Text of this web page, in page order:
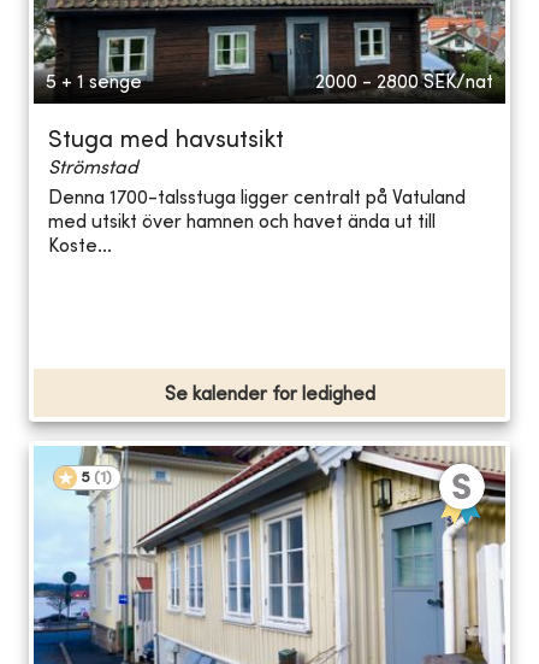
5 + 1 senge 2000 - 2800 SEK/nat
Stuga med havsutsikt
Strömstad
Denna 1700-talsstuga ligger centralt på Vatuland
med utsikt över hamnen och havet ända ut till
Koste...
Se kalender for ledighed
5 (1 )